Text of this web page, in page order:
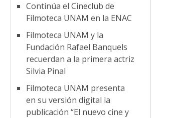
Continúa el Cineclub de
Filmoteca UNAM en la ENAC
Filmoteca UNAM y la
Fundación Rafael Banquels
recuerdan a la primera actriz
Silvia Pinal
Filmoteca UNAM presenta
en su versión digital la
publicación “El nuevo cine y